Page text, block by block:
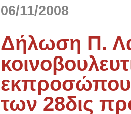
06/11/2008
Δήλωση Π.
εκπροσώπου
των 28δις